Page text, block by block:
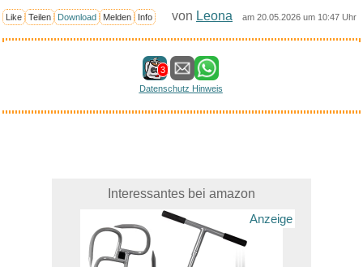
Like Teilen Download Melden Info von Leona am 20.05.2026 um 10:47 Uhr
3
Datenschutz Hinweis
Interessantes bei amazon
Anzeige